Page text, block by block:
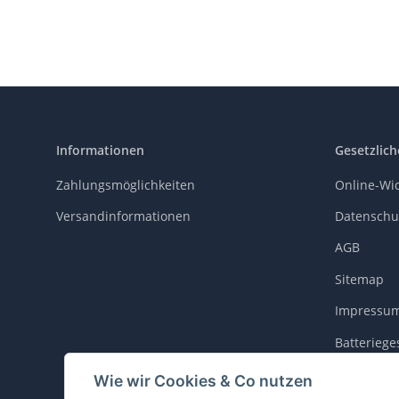
Wie wir Cookies & Co nutzen
Informationen
Zahlungsmöglichkeiten
Versandinformationen
Online-
AGB
Sitemap